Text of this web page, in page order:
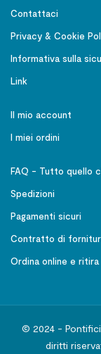
Contattaci
Privacy & Cookie
Informativa sulla
Link
Il mio account
I miei ordini
FAQ - Tutto quello
Spedizioni
Pagamenti sicuri
Contratto di
Ordina online e ritira
© 2024 -
diritti